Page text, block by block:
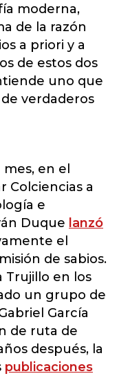
moderna,
de la razón
a priori y a
de estos dos
uno que
verdaderos
en el
Colciencias a
e
Duque lanzó
el
de sabios.
Trujillo en los
un grupo de
García
de ruta de
después, la
publicaciones